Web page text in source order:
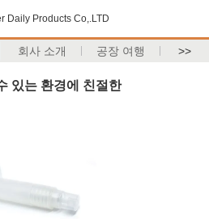
Daily Products Co,.LTD
회사 소개 공장 여행 >>
있는 환경에 친절한